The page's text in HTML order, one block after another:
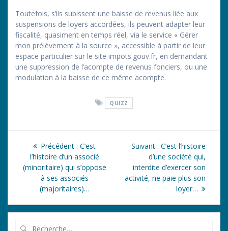
Toutefois, s’ils subissent une baisse de revenus liée aux
suspensions de loyers accordées, ils peuvent adapter leur
fiscalité, quasiment en temps réel, via le service « Gérer
mon prélèvement à la source », accessible à partir de leur
espace particulier sur le site impots.gouv.fr, en demandant
une suppression de l’acompte de revenus fonciers, ou une
modulation à la baisse de ce même acompte.
QUIZZ
Navigation
de
l’article
Précédent : Article
précédent
:
C’est
l’histoire d’un associé
(minoritaire) qui s’oppose
à ses associés
(majoritaires)…
Suivant : Article
suivant
C’est l’histoire
d’une société qui,
interdite d’exercer son
activité, ne paie plus son
loyer…